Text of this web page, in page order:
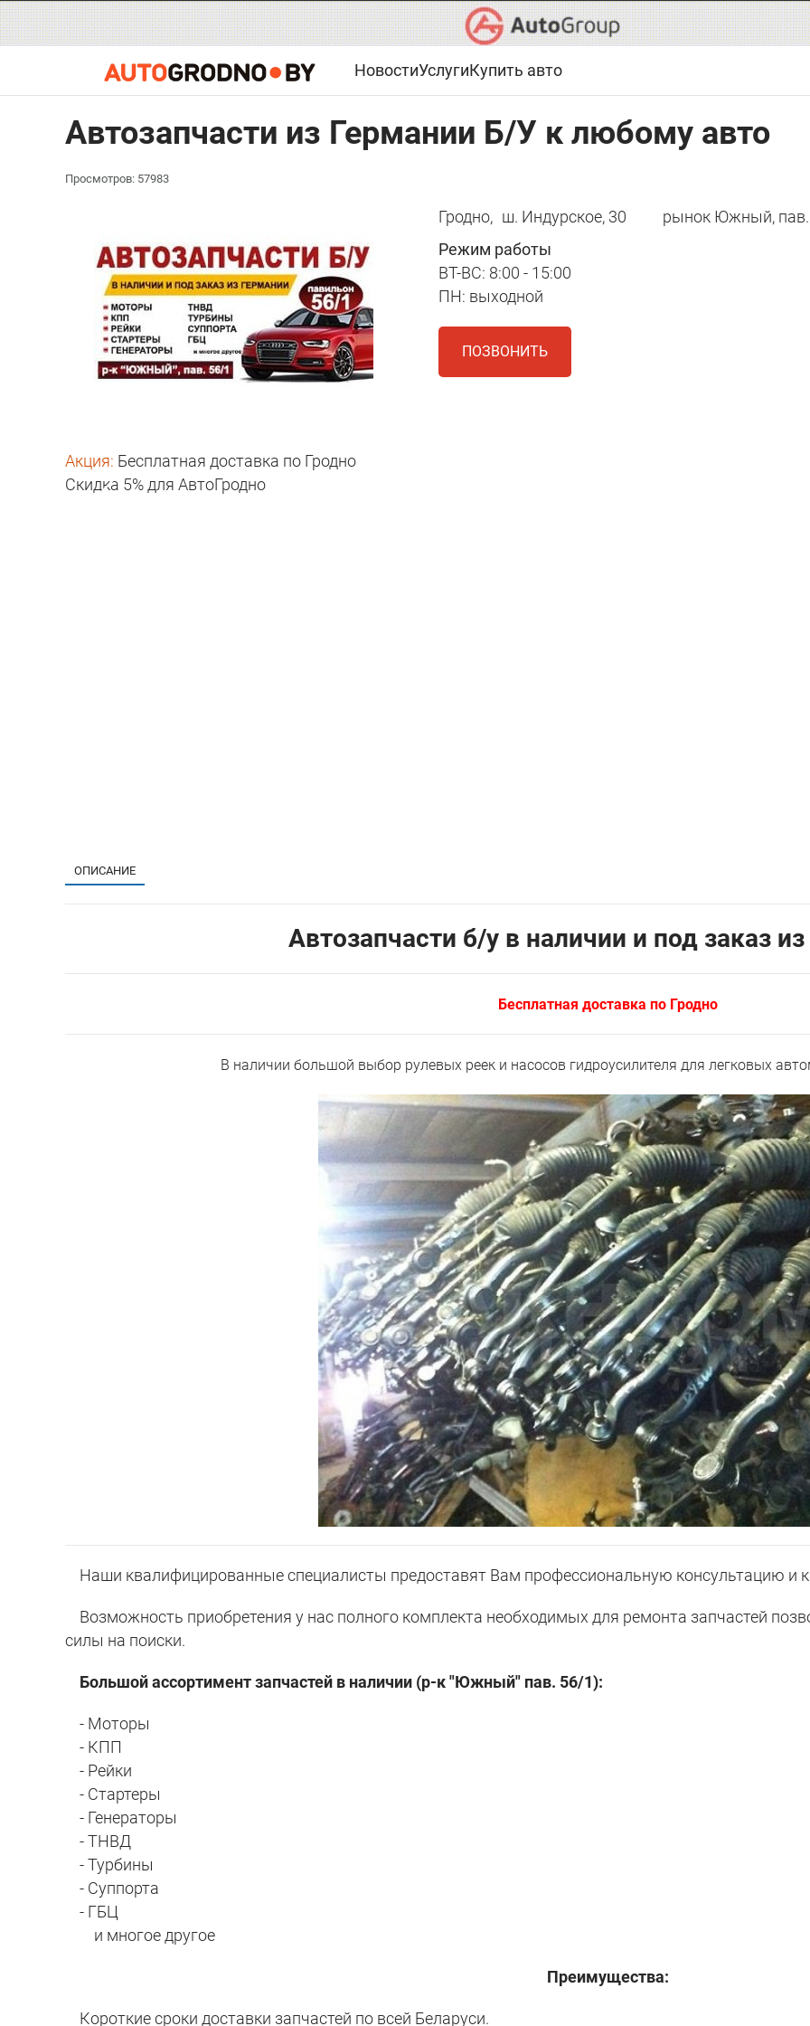
НовостиУслугиКупить авто
Автозапчасти из Германии Б/У к любому авто
Просмотров: 57983
Гродно, ш. Индурское, 30
рынок Южный,
Режим работы
ВТ-ВС: 8:00 - 15:00
ПН: выходной
ПОЗВОНИТЬ
Акция: Бесплатная доставка по Гродно
Скидка 5% для АвтоГродно
ОПИСАНИЕ
Автозапчасти б/у в наличии и под заказ
Бесплатная доставка по Гродно
В наличии большой выбор рулевых реек и насосов гидроусилителя для легковых
Наши квалифицированные специалисты предоставят Вам профессиональную консультацию и
Возможность приобретения у нас полного комплекта необходимых для ремонта запчастей
силы на поиски.
Большой ассортимент запчастей в наличии (р-к "Южный" пав. 56/1):
- Моторы
- КПП
- Рейки
- Стартеры
- Генераторы
- ТНВД
- Турбины
- Суппорта
- ГБЦ
и многое другое
Преимущества:
Короткие сроки доставки запчастей по всей Беларуси.